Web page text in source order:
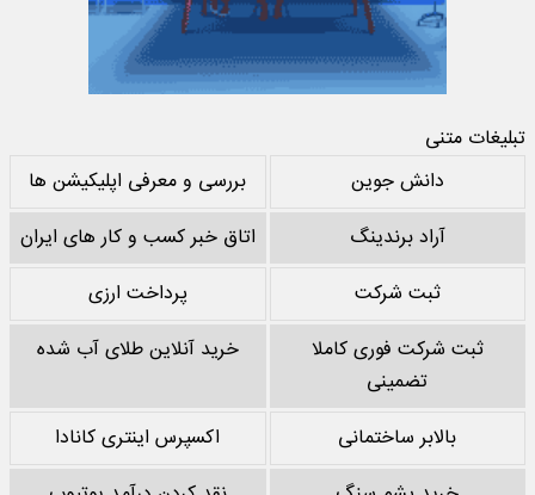
تبلیغات متنی
دانش جوین
بررسی و معرفی اپلیکیشن ها
آراد برندینگ
اتاق خبر کسب و کار های ایران
ثبت شرکت
پرداخت ارزی
ثبت شرکت فوری کاملا
تضمینی
خرید آنلاین طلای آب شده
بالابر ساختمانی
اکسپرس اینتری کانادا